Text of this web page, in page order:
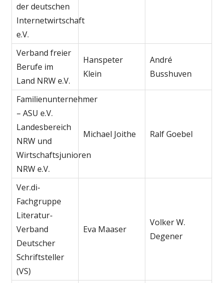
der deutschen
Internetwirtschaft
e.V.
Verband freier
Berufe im
Land NRW e.V.
Hanspeter
Klein
André
Busshuven
Familienunternehmer
– ASU e.V.
Landesbereich
NRW und
Wirtschaftsjunioren
NRW e.V.
Michael Joithe Ralf Goebel
Ver.di-
Fachgruppe
Literatur-
Verband
Deutscher
Schriftsteller
(VS)
Eva Maaser
Volker W.
Degener